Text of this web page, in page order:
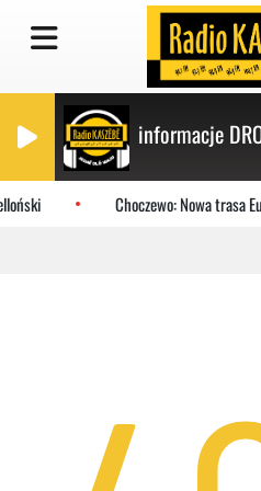
informacje
Choczewo: Nowa trasa